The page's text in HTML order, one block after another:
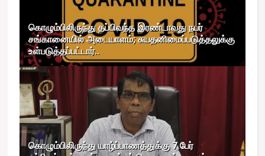
கொழும்பிலிருந்து தப்பிவந்த இரண்டாவது நபர்
சங்கானையில் அடையாளம்; சுயதனிமைப்படுத்தலுக்கு
உள்படுத்தப்பட்டார்..
கொழும்பிலிருந்து யாழ்ப்பாணத்துக்கு 7 பேர்